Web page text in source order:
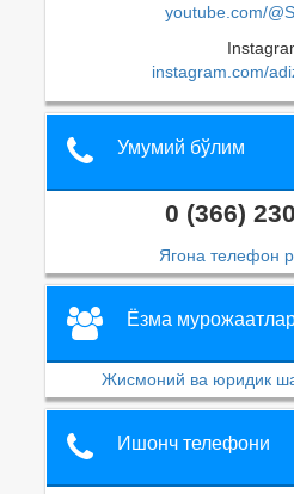
youtube.com/
instagram.com/
Умумий бўлим
0 (366)
Ягона телефон
Ёзма мурожаатлар
Жисмоний ва юридик
Ишонч телефони